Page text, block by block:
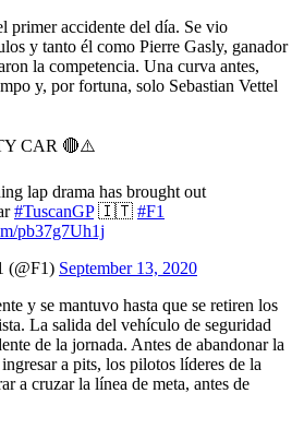
primer accidente del día. Se vio
y tanto él como Pierre Gasly, ganador
la competencia. Una curva antes,
y, por fortuna, solo Sebastian Vettel
CAR 🔴⚠️
lap drama has brought out
#TuscanGP🇮🇹 #F1
pb37g7Uh1j
(@F1) September 13, 2020
y se mantuvo hasta que se retiren los
La salida del vehículo de seguridad
de la jornada. Antes de abandonar la
a pits, los pilotos líderes de la
a cruzar la línea de meta, antes de